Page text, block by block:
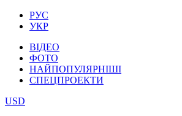
РУС
УКР
ВІДЕО
ФОТО
НАЙПОПУЛЯРНІШІ
СПЕЦПРОЕКТИ
USD